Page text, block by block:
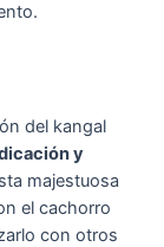
del kangal
y
majestuosa
el cachorro
con otros